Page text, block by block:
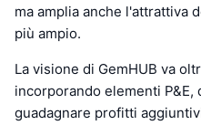
ma amplia anche l'attrattiva
più ampio.
La visione di GemHUB va
incorporando elementi
guadagnare profitti